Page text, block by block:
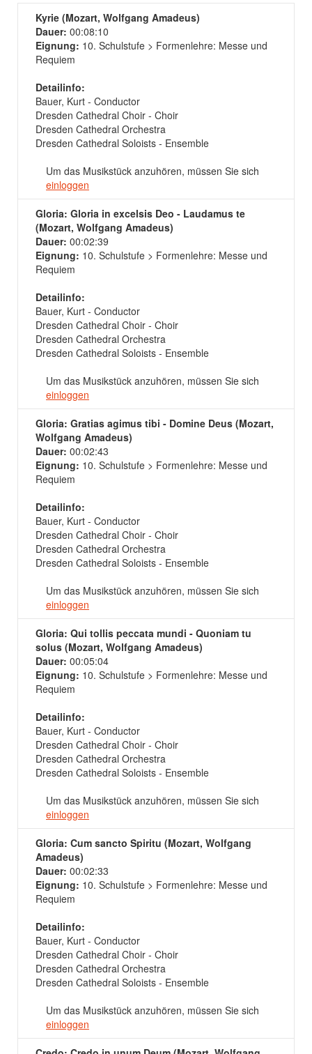
Kyrie (Mozart, Wolfgang Amadeus)
Dauer: 00:08:10
Eignung: 10. Schulstufe > Formenlehre: Messe und
Requiem
Detailinfo:
Bauer, Kurt - Conductor
Dresden Cathedral Choir - Choir
Dresden Cathedral Orchestra
Dresden Cathedral Soloists - Ensemble
Um das Musikstück anzuhören, müssen Sie sich
einloggen
Gloria: Gloria in excelsis Deo - Laudamus te
(Mozart, Wolfgang Amadeus)
Dauer: 00:02:39
Eignung: 10. Schulstufe > Formenlehre: Messe und
Requiem
Detailinfo:
Bauer, Kurt - Conductor
Dresden Cathedral Choir - Choir
Dresden Cathedral Orchestra
Dresden Cathedral Soloists - Ensemble
Um das Musikstück anzuhören, müssen Sie sich
einloggen
Gloria: Gratias agimus tibi - Domine Deus (Mozart,
Wolfgang Amadeus)
Dauer: 00:02:43
Eignung: 10. Schulstufe > Formenlehre: Messe und
Requiem
Detailinfo:
Bauer, Kurt - Conductor
Dresden Cathedral Choir - Choir
Dresden Cathedral Orchestra
Dresden Cathedral Soloists - Ensemble
Um das Musikstück anzuhören, müssen Sie sich
einloggen
Gloria: Qui tollis peccata mundi - Quoniam tu
solus (Mozart, Wolfgang Amadeus)
Dauer: 00:05:04
Eignung: 10. Schulstufe > Formenlehre: Messe und
Requiem
Detailinfo:
Bauer, Kurt - Conductor
Dresden Cathedral Choir - Choir
Dresden Cathedral Orchestra
Dresden Cathedral Soloists - Ensemble
Um das Musikstück anzuhören, müssen Sie sich
einloggen
Gloria: Cum sancto Spiritu (Mozart, Wolfgang
Amadeus)
Dauer: 00:02:33
Eignung: 10. Schulstufe > Formenlehre: Messe und
Requiem
Detailinfo:
Bauer, Kurt - Conductor
Dresden Cathedral Choir - Choir
Dresden Cathedral Orchestra
Dresden Cathedral Soloists - Ensemble
Um das Musikstück anzuhören, müssen Sie sich
einloggen